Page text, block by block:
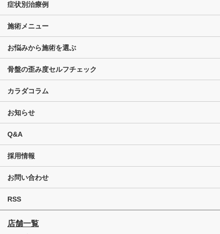
症状別治療例
施術メニュー
お悩みから施術を選ぶ
骨盤の歪み度セルフチェック
カラダコラム
お知らせ
Q&A
採用情報
お問い合わせ
RSS
店舗一覧